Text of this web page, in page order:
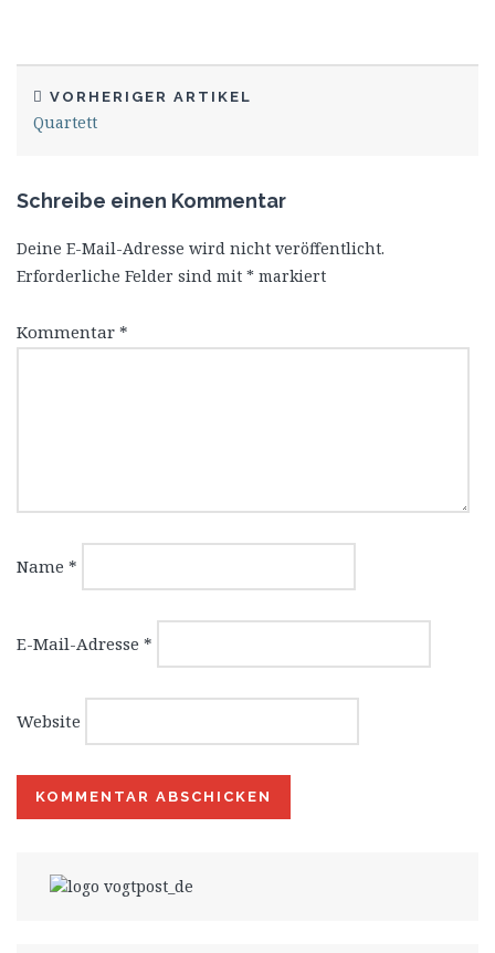
VORHERIGER ARTIKEL
Quartett
Schreibe einen Kommentar
Deine E-Mail-Adresse wird nicht veröffentlicht.
Erforderliche Felder sind mit * markiert
Kommentar *
Name *
E-Mail-Adresse *
Website